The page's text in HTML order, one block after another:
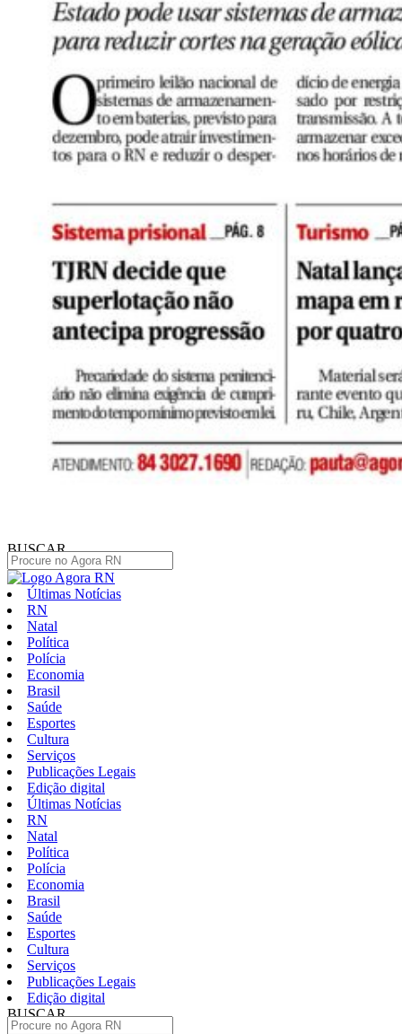
BUSCAR
Últimas Notícias
RN
Natal
Política
Polícia
Economia
Brasil
Saúde
Esportes
Cultura
Serviços
Publicações Legais
Edição digital
Últimas Notícias
RN
Natal
Política
Polícia
Economia
Brasil
Saúde
Esportes
Cultura
Serviços
Publicações Legais
Edição digital
BUSCAR